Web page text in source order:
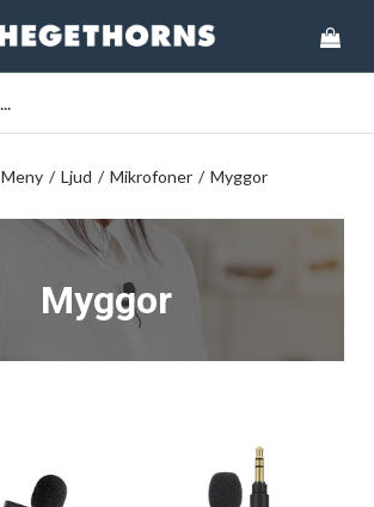
Meny / Ljud / Mikrofoner / Myggor
Myggor